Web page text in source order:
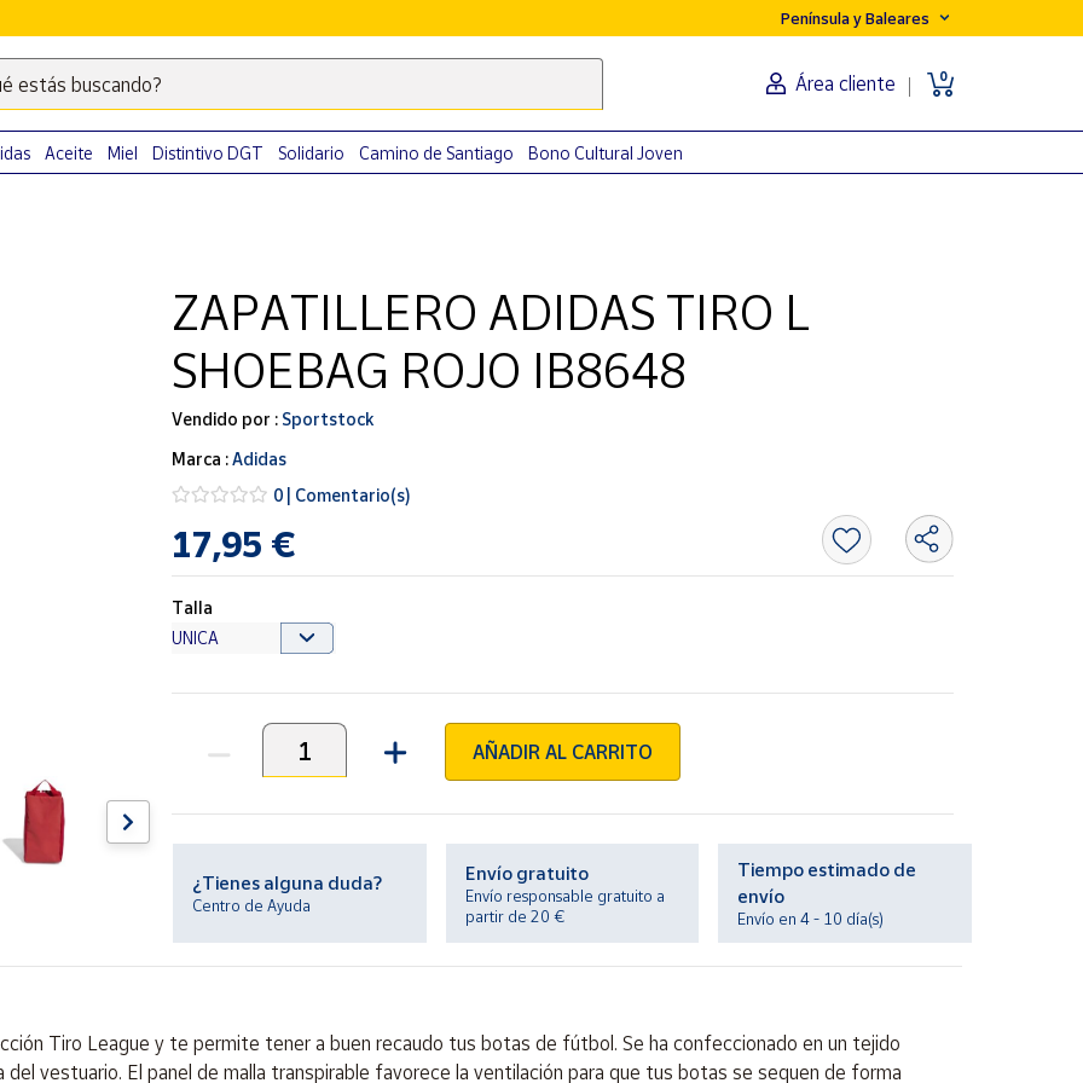
Península y Baleares
palabras
clave
Correos
Market
.
estás buscando? Área cliente 0
Aceite Miel Distintivo DGT Solidario Camino de Santiago Bono Cultural Joven
ZAPATILLERO ADIDAS TIRO L
SHOEBAG ROJO IB8648
Vendido por : Sportstock
Marca :Adidas
0 | Comentario(s)
17,95 €
Talla
Unidades AÑADIR AL CARRITO
¿Tienes alguna duda?
Centro de Ayuda
Envío gratuito
Envío responsable gratuito a
partir de 20 €
Tiempo estimado de
envío
Envío en 4 - 10 día(s)
Tiro League y te permite tener a buen recaudo tus botas de fútbol. Se ha confeccionado en un tejido
vestuario. El panel de malla transpirable favorece la ventilación para que tus botas se sequen de forma